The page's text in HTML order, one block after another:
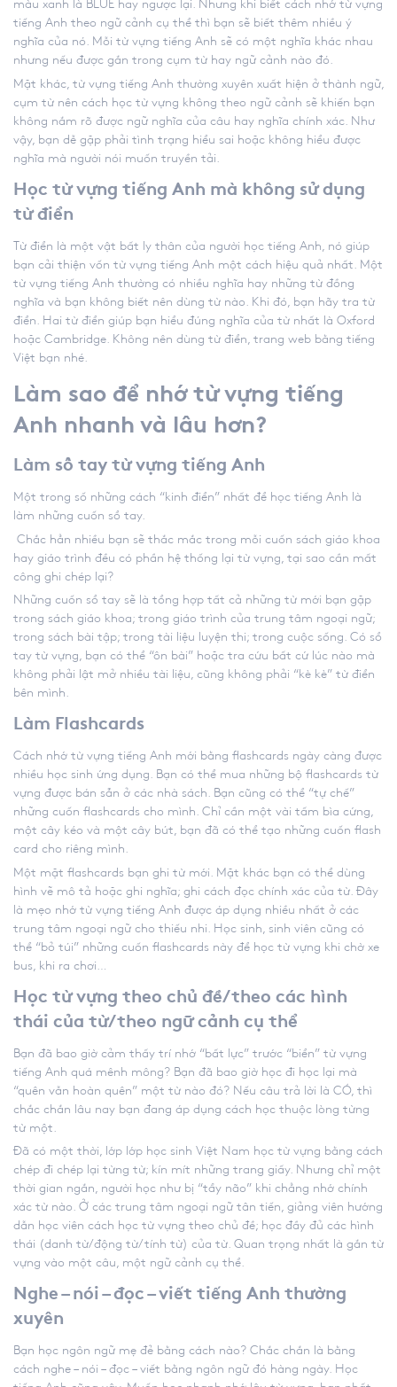
màu xanh là BLUE hay ngược lại. Nhưng khi biết cách nhớ từ vựng
tiếng Anh theo ngữ cảnh cụ thể thì bạn sẽ biết thêm nhiều ý
nghĩa của nó. Mỗi từ vựng tiếng Anh sẽ có một nghĩa khác nhau
nhưng nếu được gắn trong cụm từ hay ngữ cảnh nào đó.
Mặt khác, từ vựng tiếng Anh thường xuyên xuất hiện ở thành ngữ,
cụm từ nên cách học từ vựng không theo ngữ cảnh sẽ khiến bạn
không nắm rõ được ngữ nghĩa của câu hay nghĩa chính xác. Như
vậy, bạn dễ gặp phải tình trạng hiểu sai hoặc không hiểu được
nghĩa mà người nói muốn truyền tải.
Học từ vựng tiếng Anh mà không sử dụng
từ điển
Từ điển là một vật bất ly thân của người học tiếng Anh, nó giúp
bạn cải thiện vốn từ vựng tiếng Anh một cách hiệu quả nhất. Một
từ vựng tiếng Anh thường có nhiều nghĩa hay những từ đồng
nghĩa và bạn không biết nên dùng từ nào. Khi đó, bạn hãy tra từ
điển. Hai từ điển giúp bạn hiểu đúng nghĩa của từ nhất là Oxford
hoặc Cambridge. Không nên dùng từ điển, trang web bằng tiếng
Việt bạn nhé.
Làm sao để nhớ từ vựng tiếng
Anh nhanh và lâu hơn?
Làm sổ tay từ vựng tiếng Anh
Một trong số những cách “kinh điển” nhất để học tiếng Anh là
làm những cuốn sổ tay.
Chắc hẳn nhiều bạn sẽ thắc mắc trong mỗi cuốn sách giáo khoa
hay giáo trình đều có phần hệ thống lại từ vựng, tại sao cần mất
công ghi chép lại?
Những cuốn sổ tay sẽ là tổng hợp tất cả những từ mới bạn gặp
trong sách giáo khoa; trong giáo trình của trung tâm ngoại ngữ;
trong sách bài tập; trong tài liệu luyện thi; trong cuộc sống. Có sổ
tay từ vựng, bạn có thể “ôn bài” hoặc tra cứu bất cứ lúc nào mà
không phải lật mở nhiều tài liệu, cũng không phải “kè kè” từ điển
bên mình.
Làm Flashcards
Cách nhớ từ vựng tiếng Anh mới bằng flashcards ngày càng được
nhiều học sinh ứng dụng. Bạn có thể mua những bộ flashcards từ
vựng được bán sẵn ở các nhà sách. Bạn cũng có thể “tự chế”
những cuốn flashcards cho mình. Chỉ cần một vài tấm bìa cứng,
một cây kéo và một cây bút, bạn đã có thể tạo những cuốn flash
card cho riêng mình.
Một mặt flashcards bạn ghi từ mới. Mặt khác bạn có thể dùng
hình vẽ mô tả hoặc ghi nghĩa; ghi cách đọc chính xác của từ. Đây
là mẹo nhớ từ vựng tiếng Anh được áp dụng nhiều nhất ở các
trung tâm ngoại ngữ cho thiếu nhi. Học sinh, sinh viên cũng có
thể “bỏ túi” những cuốn flashcards này để học từ vựng khi chờ xe
bus, khi ra chơi…
Học từ vựng theo chủ đề/theo các hình
thái của từ/theo ngữ cảnh cụ thể
Bạn đã bao giờ cảm thấy trí nhớ “bất lực” trước “biển” từ vựng
tiếng Anh quá mênh mông? Bạn đã bao giờ học đi học lại mà
“quên vẫn hoàn quên” một từ nào đó? Nếu câu trả lời là CÓ, thì
chắc chắn lâu nay bạn đang áp dụng cách học thuộc lòng từng
từ một.
Đã có một thời, lớp lớp học sinh Việt Nam học từ vựng bằng cách
chép đi chép lại từng từ; kín mít những trang giấy. Nhưng chỉ một
thời gian ngắn, người học như bị “tẩy não” khi chẳng nhớ chính
xác từ nào. Ở các trung tâm ngoại ngữ tân tiến, giảng viên hướng
dẫn học viên cách học từ vựng theo chủ đề; học đầy đủ các hình
thái (danh từ/động từ/tính từ) của từ. Quan trọng nhất là gắn từ
vựng vào một câu, một ngữ cảnh cụ thể.
Nghe – nói – đọc – viết tiếng Anh thường
xuyên
Bạn học ngôn ngữ mẹ đẻ bằng cách nào? Chắc chắn là bằng
cách nghe – nói – đọc – viết bằng ngôn ngữ đó hàng ngày. Học